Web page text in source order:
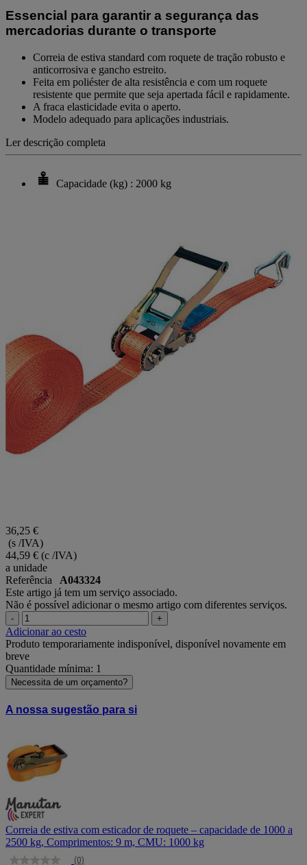
a
mesma
página.
Essencial para garantir a segurança das
mercadorias durante o transporte
Correia de estiva standard com roquete de tração robusto e
anticorrosiva e gancho estreito.
Feita em poliéster de alta resistência e com um roquete
resistente que permite que seja apertada fácil e rapidamente.
A fraca elasticidade evita o aperto.
Modelo adequado para aplicações industriais.
Ler descrição completa
Capacidade (kg) : 2000 kg
36,25 €
(s /IVA)
44,59 € (c /IVA)
a unidade
Referência A043324
Este artigo já tem um serviço associado.
Não é possível adicionar o mesmo artigo com diferentes serviços.
- +
Adicionar ao cesto
Produto temporariamente indisponível, disponível novamente em
breve
Quantidade mínima: 1
Necessita de um orçamento?
A nossa sugestão para si
Correia de estiva com esticador de roquete – capacidade de 1000 a
2500 kg, Comprimentos: 9 m, CMU: 1000 kg
(0)